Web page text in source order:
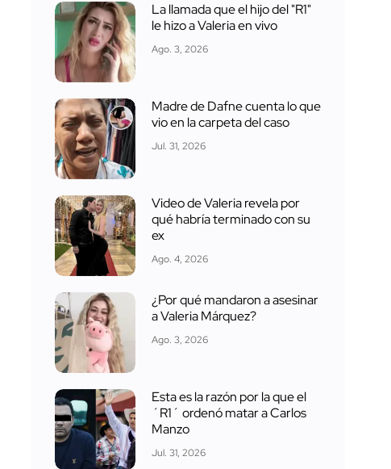
La llamada que el hijo del "R1"
le hizo a Valeria en vivo
Ago. 3, 2026
Madre de Dafne cuenta lo que
vio en la carpeta del caso
Jul. 31, 2026
Video de Valeria revela por
qué habría terminado con su
ex
Ago. 4, 2026
¿Por qué mandaron a asesinar
a Valeria Márquez?
Ago. 3, 2026
Esta es la razón por la que el
´R1´ ordenó matar a Carlos
Manzo
Jul. 31, 2026